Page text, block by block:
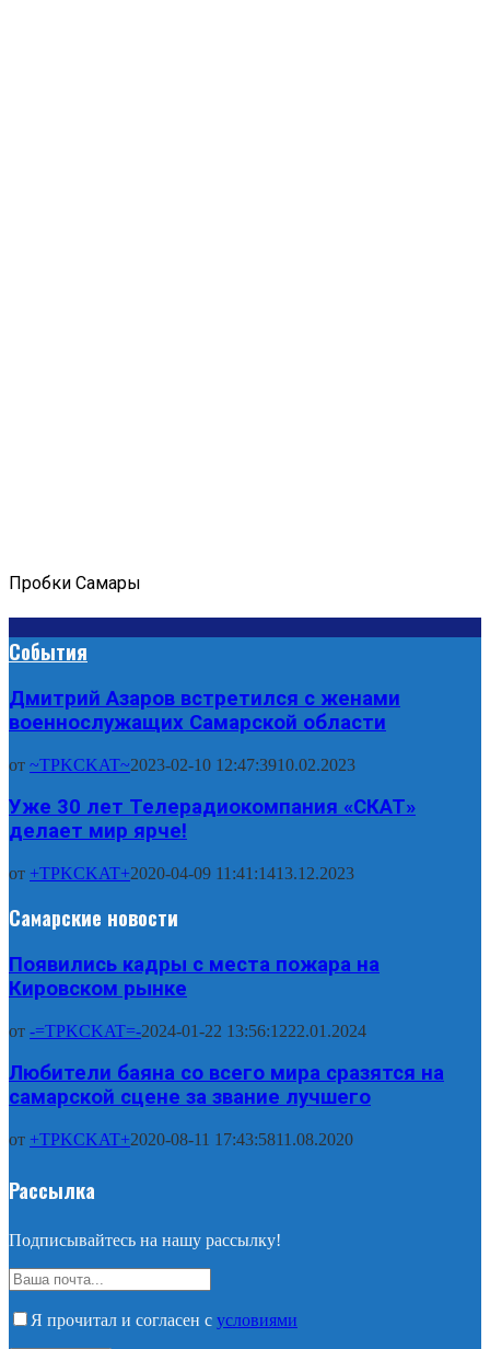
Пробки Самары
События
Дмитрий Азаров встретился с женами
военнослужащих Самарской области
от ~TPKCKAT~2023-02-10 12:47:3910.02.2023
Уже 30 лет Телерадиокомпания «СКАТ»
делает мир ярче!
от +TPKCKAT+2020-04-09 11:41:1413.12.2023
Самарские новости
Появились кадры с места пожара на
Кировском рынке
от -=TPKCKAT=-2024-01-22 13:56:1222.01.2024
Любители баяна со всего мира сразятся на
самарской сцене за звание лучшего
от +TPKCKAT+2020-08-11 17:43:5811.08.2020
Рассылка
Подписывайтесь на нашу рассылку!
Я прочитал и согласен с условиями